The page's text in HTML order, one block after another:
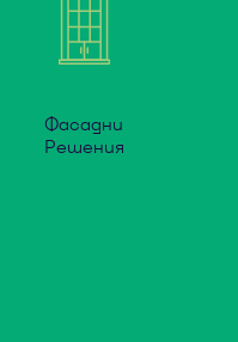
Фасадни
Решения